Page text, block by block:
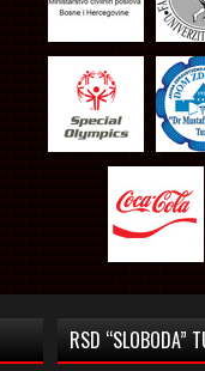
RSD “SLOBODA”